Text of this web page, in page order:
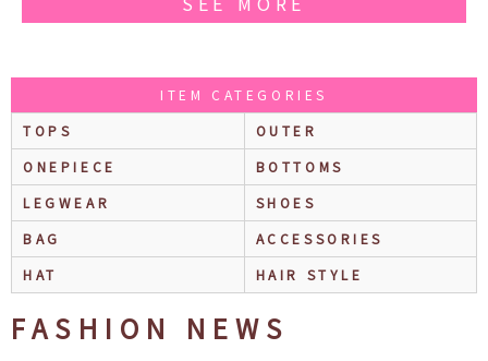
ITEM CATEGORIES
TOPS
OUTER
ONEPIECE
BOTTOMS
LEGWEAR
SHOES
BAG
ACCESSORIES
HAT
HAIR STYLE
FASHION NEWS